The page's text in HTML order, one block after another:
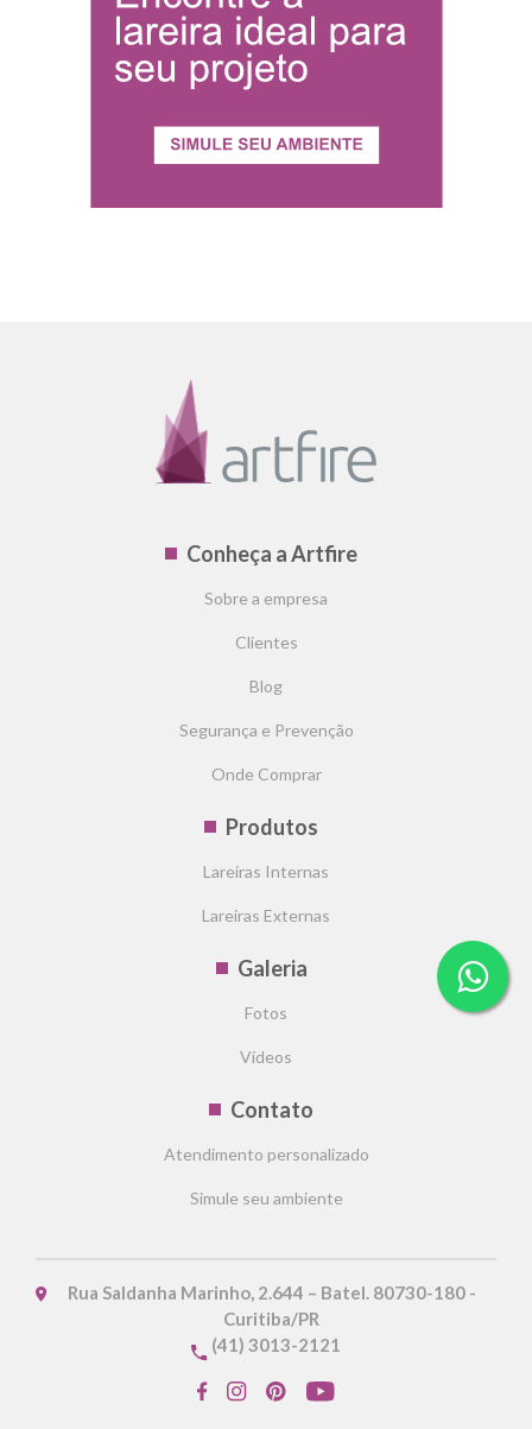
Conheça a Artfire
Sobre a empresa
Clientes
Blog
Segurança e Prevenção
Onde Comprar
Produtos
Lareiras Internas
Lareiras Externas
Galeria
Fotos
Vídeos
Contato
Atendimento personalizado
Simule seu ambiente
Rua Saldanha Marinho, 2.644 – Batel. 80730-180 -
Curitiba/PR
(41) 3013-2121